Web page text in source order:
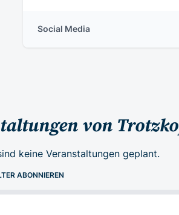
Social Media
von
keine Veranstaltungen geplant.
ABONNIEREN